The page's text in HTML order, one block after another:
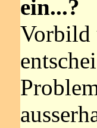
ein...?
Vorbild